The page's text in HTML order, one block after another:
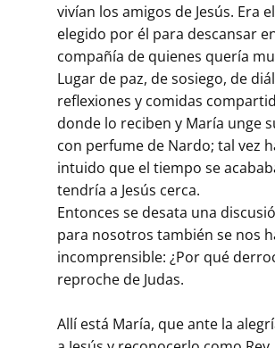
vivían los amigos de Jesús. Era
elegido por él para descansar
compañía de quienes quería
Lugar de paz, de sosiego, de
reflexiones y comidas
donde lo reciben y María unge
con perfume de Nardo; tal vez
intuido que el tiempo se
tendría a Jesús cerca.
Entonces se desata una
para nosotros también se nos
incomprensible: ¿Por qué
reproche de Judas.
Allí está María, que ante la